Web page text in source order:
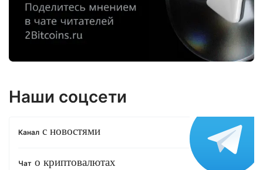
Наши соцсети
Канал с новостями
Чат о криптовалютах